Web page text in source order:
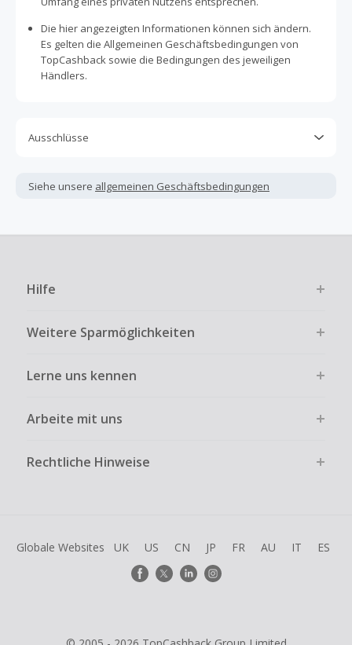
Die hier angezeigten Informationen können sich ändern.
Es gelten die Allgemeinen Geschäftsbedingungen von
TopCashback sowie die Bedingungen des jeweiligen
Händlers.
Ausschlüsse
andere Sparprogramme verwendet werden, die nicht
ausdrücklich auf dieser Händlerseite von TopCashback
Kein Cashback für den Kauf von Geschenkgutscheinen
Bezahlvorgang ist nur dann cashbackfähig, wenn dies
ausdrücklich auf der Händlerseite erlaubt ist.
Stornierung, Kündigung eines Abonnements oder Widerruf
Gewerbliche, Reseller- oder ungewöhnlich große
Cashback ausgeschlossen.
über TopCashback gestartet wurde.
Siehe unsere allgemeinen Geschäftsbedingungen
Hilfe
Weitere Sparmöglichkeiten
Lerne uns kennen
Arbeite mit uns
Rechtliche Hinweise
Globale Websites UK US CN JP FR AU IT ES